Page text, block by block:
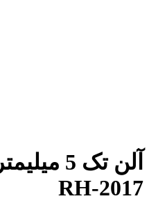
آلن تک 5
RH-2017